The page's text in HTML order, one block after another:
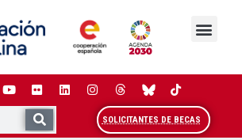
SOLICITANTES DE BECAS